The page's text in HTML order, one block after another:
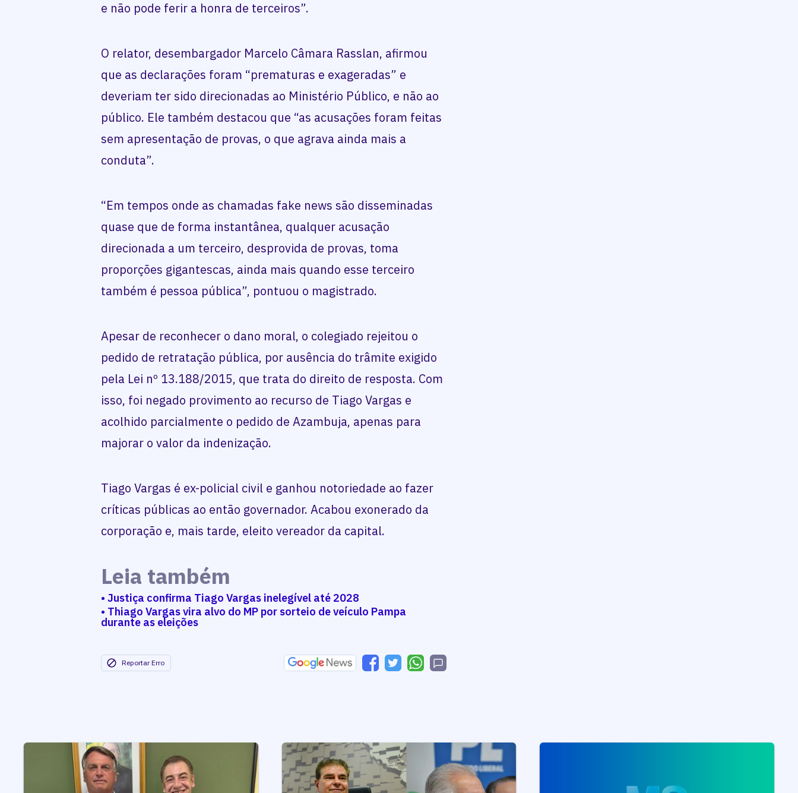
e não pode ferir a honra de terceiros”.
O relator, desembargador Marcelo Câmara Rasslan, afirmou
que as declarações foram “prematuras e exageradas” e
deveriam ter sido direcionadas ao Ministério Público, e não ao
público. Ele também destacou que “as acusações foram feitas
sem apresentação de provas, o que agrava ainda mais a
conduta”.
“Em tempos onde as chamadas fake news são disseminadas
quase que de forma instantânea, qualquer acusação
direcionada a um terceiro, desprovida de provas, toma
proporções gigantescas, ainda mais quando esse terceiro
também é pessoa pública”, pontuou o magistrado.
Apesar de reconhecer o dano moral, o colegiado rejeitou o
pedido de retratação pública, por ausência do trâmite exigido
pela Lei nº 13.188/2015, que trata do direito de resposta. Com
isso, foi negado provimento ao recurso de Tiago Vargas e
acolhido parcialmente o pedido de Azambuja, apenas para
majorar o valor da indenização.
Tiago Vargas é ex-policial civil e ganhou notoriedade ao fazer
críticas públicas ao então governador. Acabou exonerado da
corporação e, mais tarde, eleito vereador da capital.
Leia também
• Justiça confirma Tiago Vargas inelegível até 2028
• Thiago Vargas vira alvo do MP por sorteio de veículo Pampa
durante as eleições
Reportar Erro